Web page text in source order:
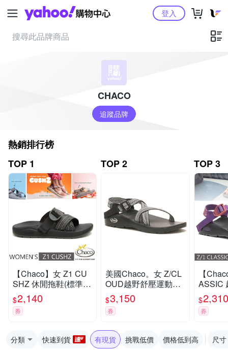
Yahoo購物中心登入
CHACO
追蹤品牌
熱銷排行榜
TOP 1
【Chaco】女 Z1 CU
SHZ 休閒拖鞋(標準
款)/戶外拖鞋.海灘鞋_
CH-USW01-HL22 葉
茂黛黑
$2,140
券
TOP 2
美國Chaco。女 Z/CL
OUD越野舒壓運動涼
鞋-標準款CH-ZLW01
HK19 (黑白平衡)
$3,150
券
TOP 3
【
ASSIC
(標準
力
$2,310
券
分類 快速到貨 有現貨 挑戰低價 價格低到高 尺寸